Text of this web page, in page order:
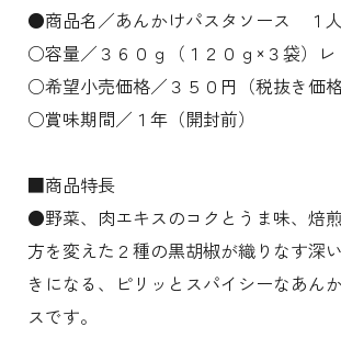
●商品名／あんかけパスタソース １人
○容量／３６０ｇ（１２０ｇ×３袋）レ
○希望小売価格／３５０円（税抜き価格
○賞味期間／１年（開封前）
■商品特長
●野菜、肉エキスのコクとうま味、焙
方を変えた２種の黒胡椒が織りなす深
きになる、ピリッとスパイシーなあん
スです。